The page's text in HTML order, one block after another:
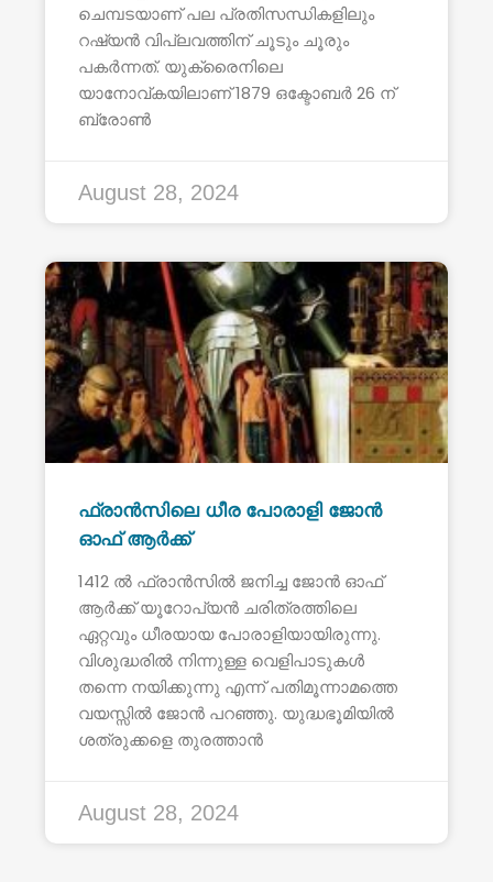
ചെമ്പടയാണ് പല പ്രതിസന്ധികളിലും
റഷ്യൻ വിപ്ലവത്തിന് ചൂടും ചൂരും
പകർന്നത്. യുക്രൈനിലെ
യാനോവ്കയിലാണ് 1879 ഒക്ടോബർ 26 ന്
ബ്രോൺ
August 28, 2024
ഫ്രാൻസിലെ ധീര പോരാളി ജോൻ
ഓഫ് ആർക്ക്
1412 ൽ ഫ്രാൻസിൽ ജനിച്ച ജോൻ ഓഫ്
ആർക്ക് യൂറോപ്യൻ ചരിത്രത്തിലെ
ഏറ്റവും ധീരയായ പോരാളിയായിരുന്നു.
വിശുദ്ധരിൽ നിന്നുള്ള വെളിപാടുകൾ
തന്നെ നയിക്കുന്നു എന്ന് പതിമൂന്നാമത്തെ
വയസ്സിൽ ജോൻ പറഞ്ഞു. യുദ്ധഭൂമിയിൽ
ശത്രുക്കളെ തുരത്താൻ
August 28, 2024